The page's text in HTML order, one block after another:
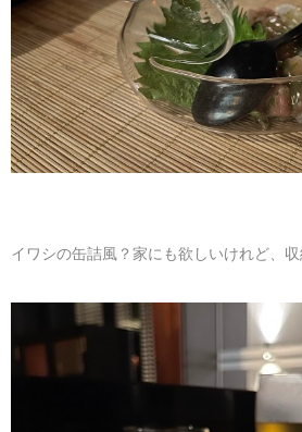
イワシの缶詰風？家にも欲しいけれど、収